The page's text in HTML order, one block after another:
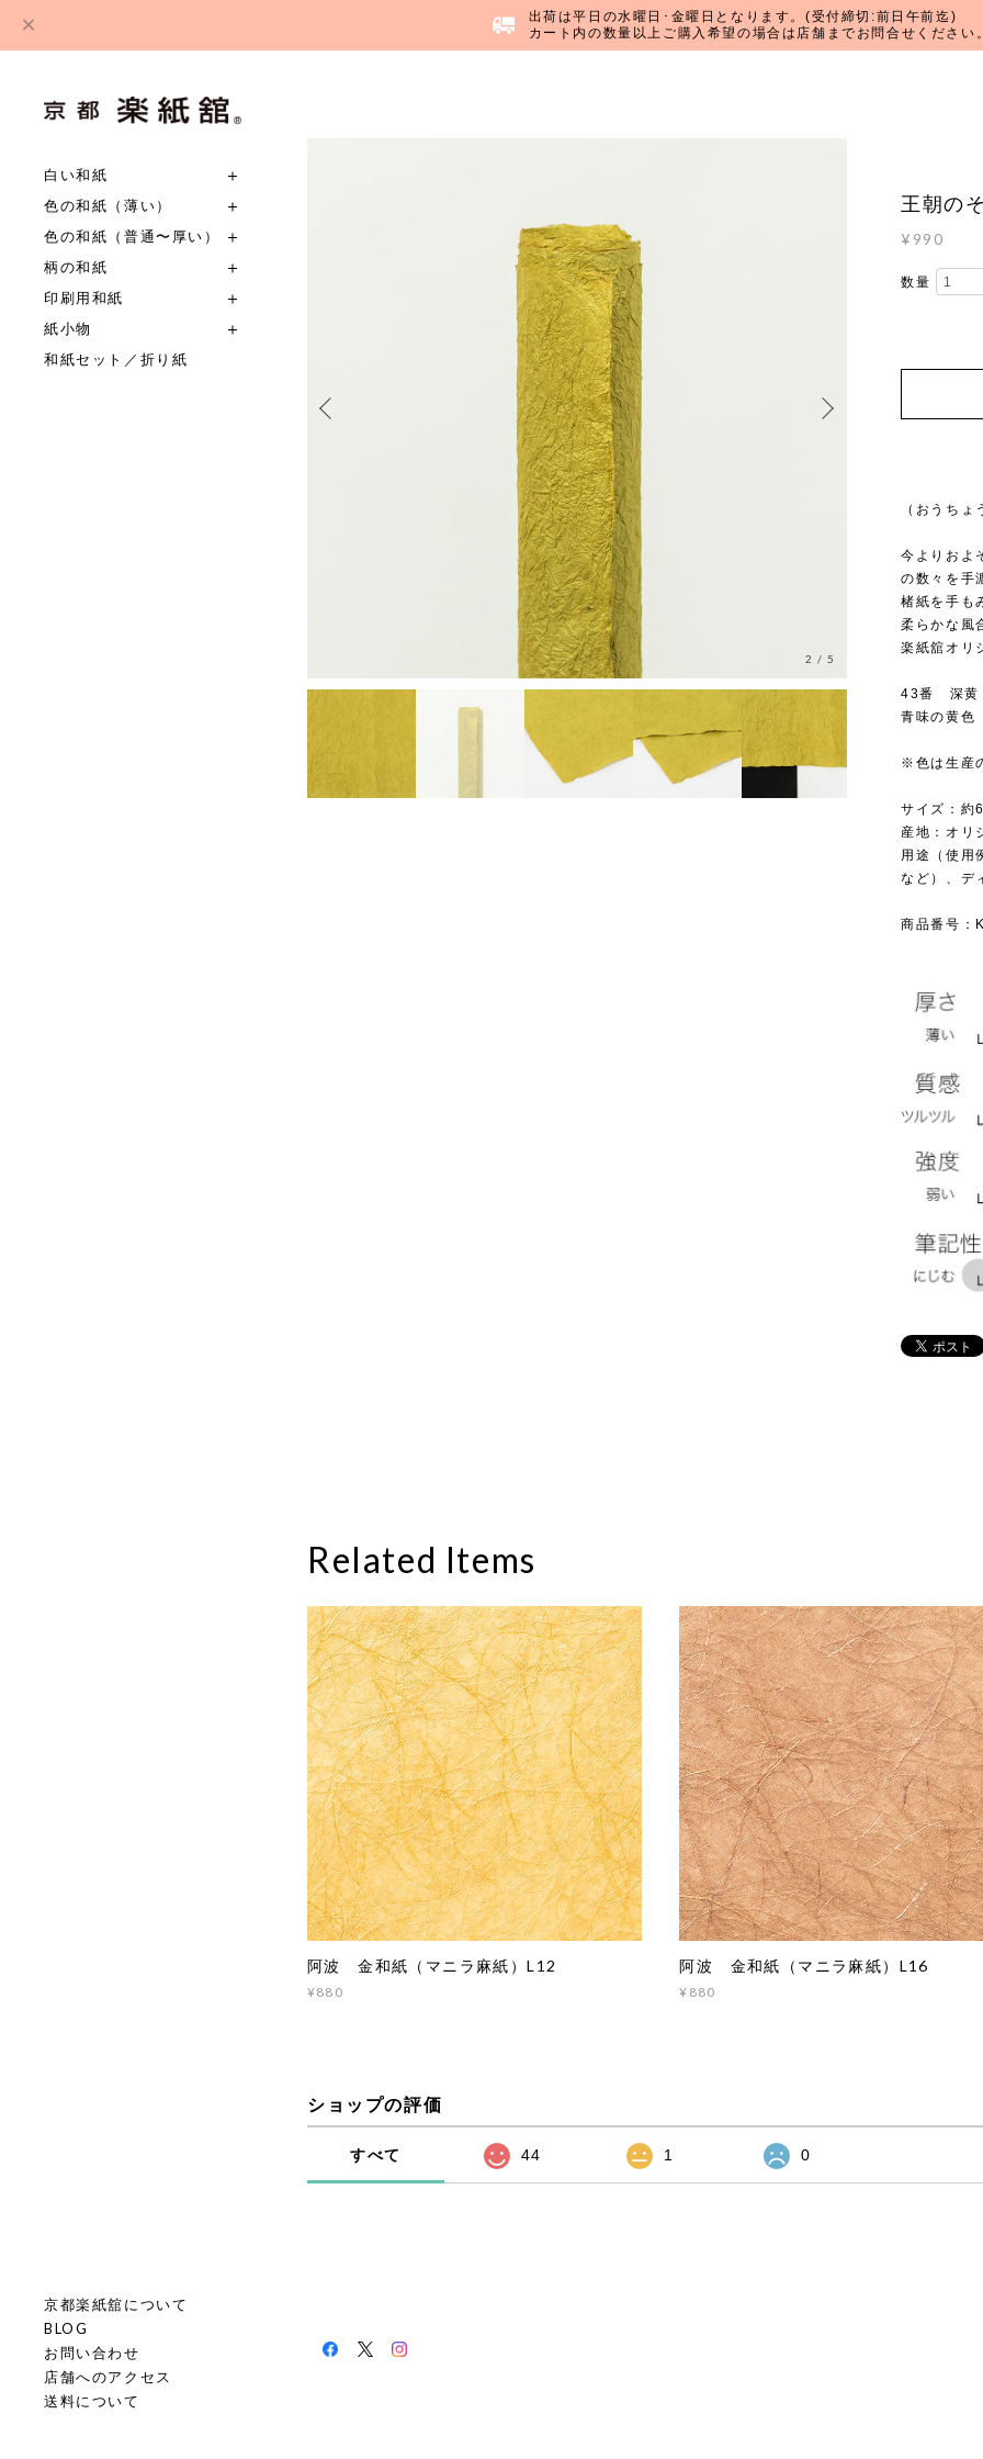
出荷は平日の水曜日･金曜日となります。(受付締切:前日午前迄)
カート内の数量以上ご購入希望の場合は店舗までお問合せください
白い和紙
色の和紙（薄い）
色の和紙（普通〜厚い）
柄の和紙
印刷用和紙
紙小物
和紙セット／折り紙
京都楽紙舘について
BLOG
お問い合わせ
店舗へのアクセス
送料について
3 /5
王朝の
¥990
数量
（おうち
今よりおよ
の数々を手
楮紙を手も
柔らかな風
楽紙舘オリ
43番 深黄
青味の黄色
※色は生産
サイズ：約
産地：オリ
用途（使用
など）、デ
商品番号
Related Items
阿波 金和紙（マニラ麻紙）L12
¥880
阿波 金和紙（マニラ麻紙）L16
¥880
ショップの評価
すべて 44 1 0